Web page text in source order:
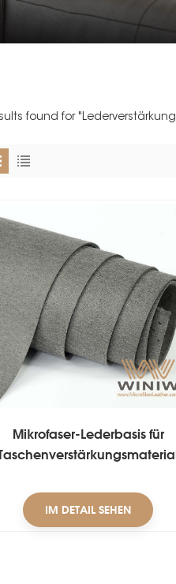
found for
Mikrofaser-Lederbasis für
IM DETAIL SEHEN